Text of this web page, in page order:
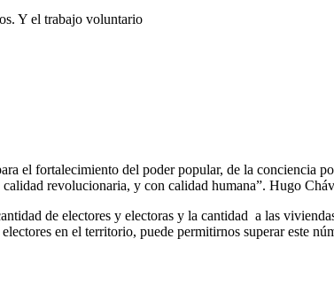
Y el trabajo voluntario
el fortalecimiento del poder popular, de la conciencia
revolucionaria, y con calidad humana”. Hugo
de electores y electoras y la cantidad a las
en el territorio, puede permitirnos superar este